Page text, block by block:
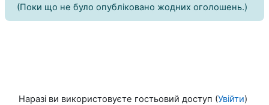
(Поки що не було опубліковано жодних оголошень.)
Наразі ви використовуєте гостьовий доступ (Увійти)